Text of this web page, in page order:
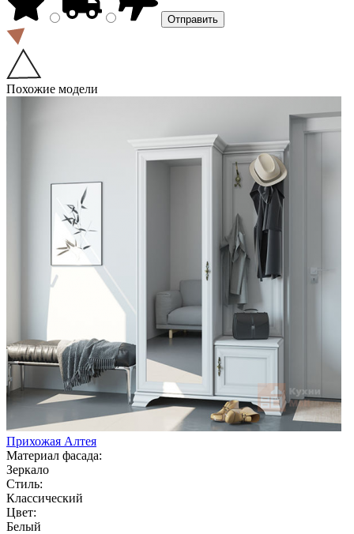
Похожие модели
Прихожая Алтея
Материал фасада:
Зеркало
Стиль:
Классический
Цвет:
Белый